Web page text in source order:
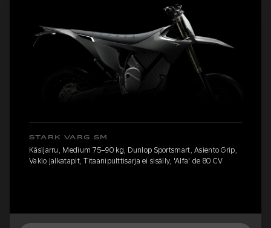
STARK VARG SM
Käsijarru, Medium 75–90 kg, Dunlop Sportsmart, Asiento Grip,
Vakio jalkatapit, Titaanipulttisarja ei sisälly, 'Alfa' de 80 CV